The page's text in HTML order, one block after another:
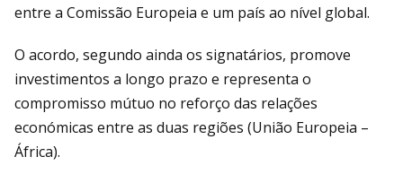
entre a Comissão Europeia e um país ao nível global.
O acordo, segundo ainda os signatários, promove
investimentos a longo prazo e representa o
compromisso mútuo no reforço das relações
económicas entre as duas regiões (União Europeia –
África).